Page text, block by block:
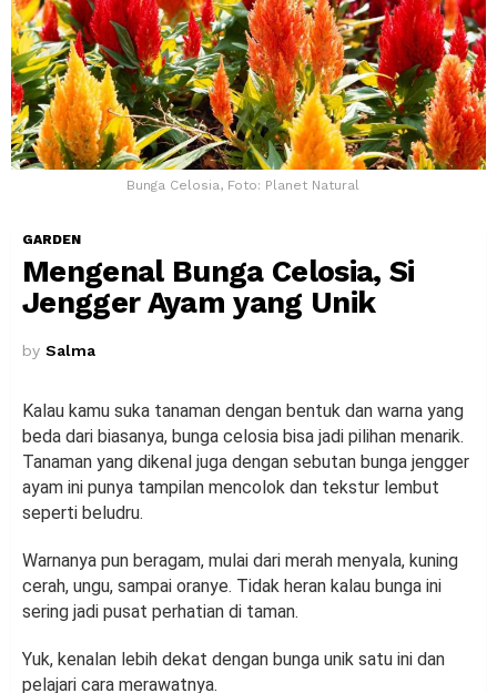
Bunga Celosia, Foto: Planet Natural
GARDEN
Mengenal Bunga Celosia, Si
Jengger Ayam yang Unik
by Salma
Kalau kamu suka tanaman dengan bentuk dan warna yang
beda dari biasanya, bunga celosia bisa jadi pilihan menarik.
Tanaman yang dikenal juga dengan sebutan bunga jengger
ayam ini punya tampilan mencolok dan tekstur lembut
seperti beludru.
Warnanya pun beragam, mulai dari merah menyala, kuning
cerah, ungu, sampai oranye. Tidak heran kalau bunga ini
sering jadi pusat perhatian di taman.
Yuk, kenalan lebih dekat dengan bunga unik satu ini dan
pelajari cara merawatnya.